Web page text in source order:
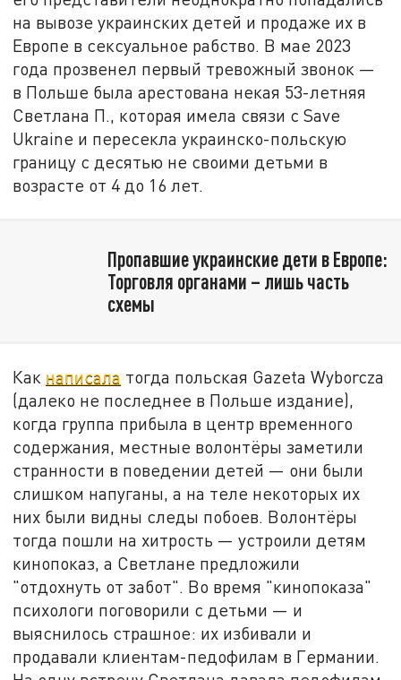
на вывозе украинских детей и продаже их в
Европе в сексуальное рабство. В мае 2023
года прозвенел первый тревожный звонок —
в Польше была арестована некая 53-летняя
Светлана П., которая имела связи с Save
Ukraine и пересекла украинско-польскую
границу с десятью не своими детьми в
возрасте от 4 до 16 лет.
Пропавшие украинские дети в Европе:
Торговля органами – лишь часть
схемы
Как написала тогда польская Gazeta Wyborcza
(далеко не последнее в Польше издание),
когда группа прибыла в центр временного
содержания, местные волонтёры заметили
странности в поведении детей — они были
слишком напуганы, а на теле некоторых их
них были видны следы побоев. Волонтёры
тогда пошли на хитрость — устроили детям
кинопоказ, а Светлане предложили
"отдохнуть от забот". Во время "кинопоказа"
психологи поговорили с детьми — и
выяснилось страшное: их избивали и
продавали клиентам-педофилам в Германии.